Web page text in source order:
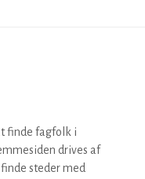
finde fagfolk i
drives af
steder med